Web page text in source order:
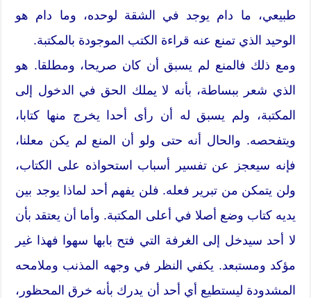
طبيعي، ما دام يوجد في الشقة لوحده، وما دام هو
الوحيد الذي تمنع عنه قراءة الكتب الموجودة بالمكتبة.
ومع ذلك فالمنع لم يسبق أن كان صريحا، ومطلقا. هو
الذي شعر ببساطة، بأنه لا يملك الحق في الدخول إلى
المكتبة، ولم يسبق له أن رأى أحدا يخرج منها كتابا،
ويتفحصه. والحال أنه حتى ولو أن المنع لم يكن معلنا،
فإنه سيعجز عن تفسير أسباب استحواذه على الكتاب،
ولن يتمكن من تبرير فعله. فلن يفهم أحد لماذا يوجد بين
يديه كتاب وضع أصلا في أعلى المكتبة. وأما أن يعتقد بأن
لا أحد سيدخل إلى الغرفة التي فتح بابها سهوا فهذا غير
مؤكد ومستبعد. يكفي النظر في وجهه المذنب وملامحه
المشدودة ليستطيع أي أحد أن يدرك بأنه خرق المحظور،